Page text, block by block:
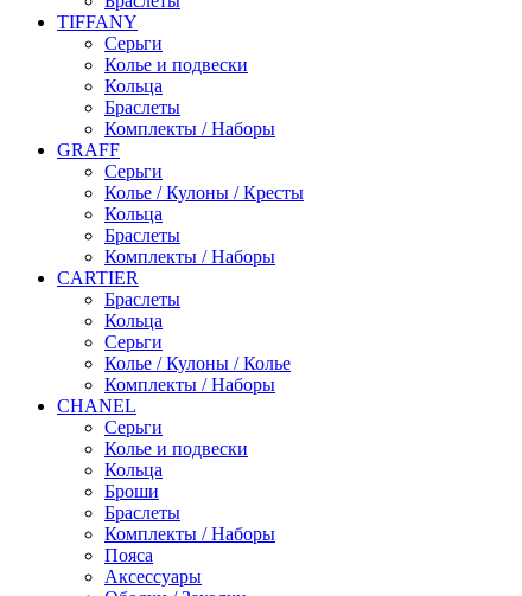
TIFFANY
Серьги
Колье и подвески
Кольца
Браслеты
Комплекты / Наборы
GRAFF
Серьги
Колье / Кулоны / Кресты
Кольца
Браслеты
Комплекты / Наборы
CARTIER
Браслеты
Кольца
Серьги
Колье / Кулоны / Колье
Комплекты / Наборы
CHANEL
Серьги
Колье и подвески
Кольца
Броши
Браслеты
Комплекты / Наборы
Пояса
Аксессуары